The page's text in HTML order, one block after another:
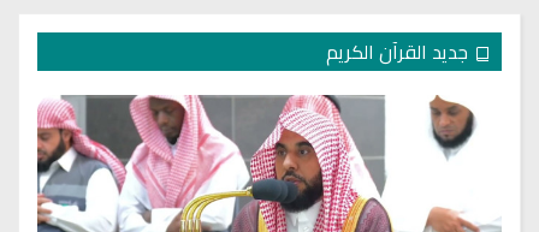
جديد القرآن الكريم